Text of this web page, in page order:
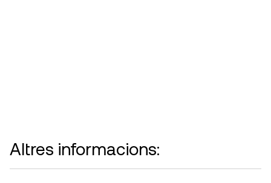
Altres informacions: